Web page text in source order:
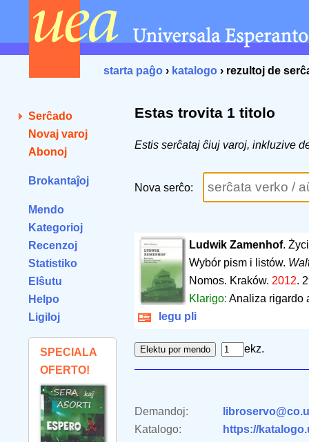
starta paĝo › katalogo › rezultoj de
Serĉado
Novaj varoj
Abonoj
Brokantaĵoj
Mendo
Kategorioj
Recenzoj
Statistiko
Elŝutu
Helpo
Ligiloj
SPECIALA
OFERTO!
Estas trovita 1 titolo
Estis serĉataj ĉiuj varoj, inkluzive
Nova serĉo:
Ludwik Zamenhof.
Wybór pism i listów.
Nomos. Kraków. 2012.
Klarigo:Analiza rigardo
legu pli
ekz.
Demandoj:
Katalogo:
https://